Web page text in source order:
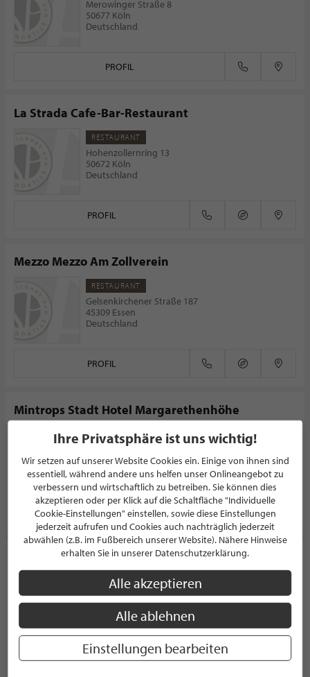
Merowinger Straße 8
50677 Köln
Deutschland
PROFIL
La Strada Cafe-Bar-Restaurant
RESTAURANT
Hohenzollernring 13
50672 Köln
Deutschland
PROFIL
Mezzo Mezzo Am Zollverein
RESTAURANT
Gelsenkirchener Straße 187
45309 Essen
Deutschland
PROFIL
Mintrops Stadt Hotel Margarethenhöhe
RESTAURANT
Steile Straße 46
45149 Essen
Deutschland
PROFIL
Grappolo D'Oro
RESTAURANT
Altenberger-Dom-Straße 75
51467 Bergisch Gladbach
Deutschland
PROFIL
Ihre Privatsphäre ist uns wichtig!
Wir setzen auf unserer Website Cookies ein. Einige von ihnen sind
essentiell, während andere uns helfen unser Onlineangebot zu
verbessern und wirtschaftlich zu betreiben. Sie können dies
akzeptieren oder per Klick auf die Schaltfläche "Individuelle
Cookie-Einstellungen" einstellen, sowie diese Einstellungen
jederzeit aufrufen und Cookies auch nachträglich jederzeit
abwählen (z.B. im Fußbereich unserer Website). Nähere Hinweise
erhalten Sie in unserer Datenschutzerklärung.
Alle akzeptieren
Alle ablehnen
Einstellungen bearbeiten